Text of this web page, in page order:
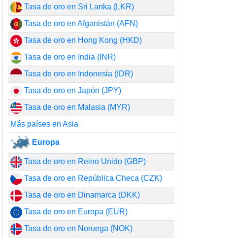
Tasa de oro en Sri Lanka (LKR)
Tasa de oro en Afganistán (AFN)
Tasa de oro en Hong Kong (HKD)
Tasa de oro en India (INR)
Tasa de oro en Indonesia (IDR)
Tasa de oro en Japón (JPY)
Tasa de oro en Malasia (MYR)
Más países en Asia
Europa
Tasa de oro en Reino Unido (GBP)
Tasa de oro en República Checa (CZK)
Tasa de oro en Dinamarca (DKK)
Tasa de oro en Europa (EUR)
Tasa de oro en Noruega (NOK)